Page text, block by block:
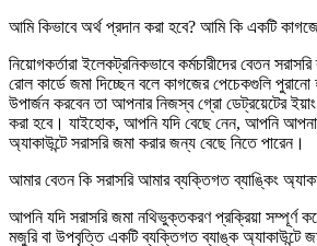
আমি কিভাবে অর্থ প্রদান করা হবে? আমি কি একটি
নিয়োগকর্তারা ইলেকট্রনিকভাবে কর্মচারীদের বেতন
রোল কার্ডে জমা দিচ্ছেন বলে কাগজের পেচেকগুলি পুরানো
উপার্জন করবেন তা আপনার নিজস্ব গ্রো ডেট্রয়েটের ইয়াং
করা হবে। যাইহোক, আপনি যদি বেছে নেন, আপনি
অ্যাকাউন্টে সরাসরি জমা করার জন্য বেছে নিতে পারেন।
আমার বেতন কি সরাসরি আমার ব্যক্তিগত ব্যাঙ্কিং
আপনি যদি সরাসরি জমা নথিভুক্তকরণ প্রক্রিয়া সম্পূর্ণ
মজুরি বা উপবৃত্তি একটি ব্যক্তিগত ব্যাঙ্ক অ্যাকাউন্টে